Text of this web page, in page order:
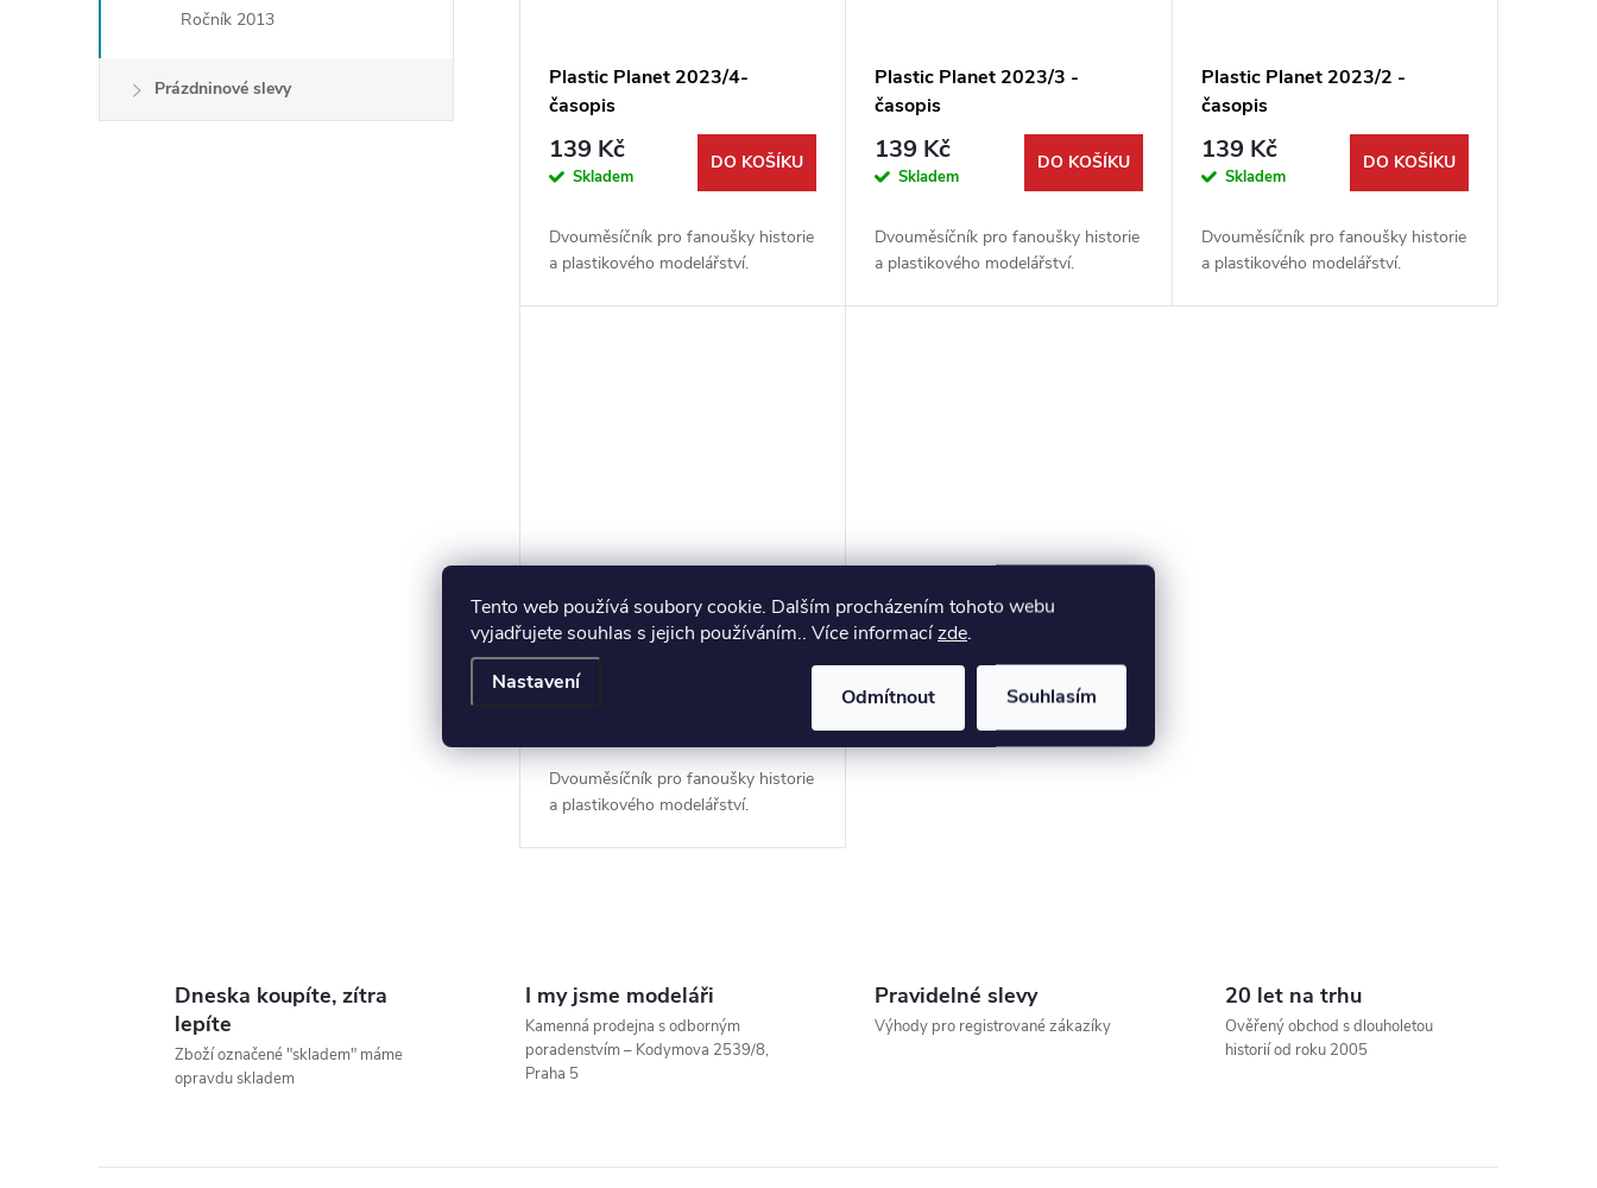
Tento web používá soubory cookie. Dalším procházením tohoto webu
vyjadřujete souhlas s jejich používáním.. Více informacízde.
Nastavení
Odmítnout Souhlasím
Ročník 2013
Prázdninové slevy
Plastic Planet 2023/4-
časopis
139 Kč
Skladem
DO KOŠÍKU
Dvouměsíčník pro fanoušky historie
a plastikového modelářství.
Plastic Planet 2023/3 -
časopis
139 Kč
Skladem
DO KOŠÍKU
Dvouměsíčník pro fanoušky historie
a plastikového modelářství.
Plastic Planet 2023/2 -
časopis
139 Kč
Skladem
DO KOŠÍKU
Dvouměsíčník pro fanoušky historie
a plastikového modelářství.
Plastic Planet 2023/1 -
časopis
139 Kč
Dvouměsíčník pro fanoušky historie
a plastikového modelářství.
v
l
á
a
Dneska koupíte, zítra
lepíte
Zboží označené "skladem" máme
opravdu skladem
I my jsme modeláři
Kamenná prodejna s odborným
poradenstvím – Kodymova 2539/8,
Praha 5
Pravidelné slevy
Výhody pro registrované zákazíky
20 let na trhu
Ověřený obchod s dlouholetou
historií od roku 2005